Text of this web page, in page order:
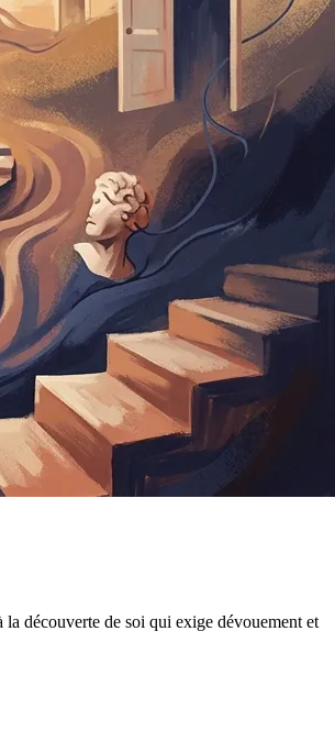
découverte de soi qui exige dévouement et